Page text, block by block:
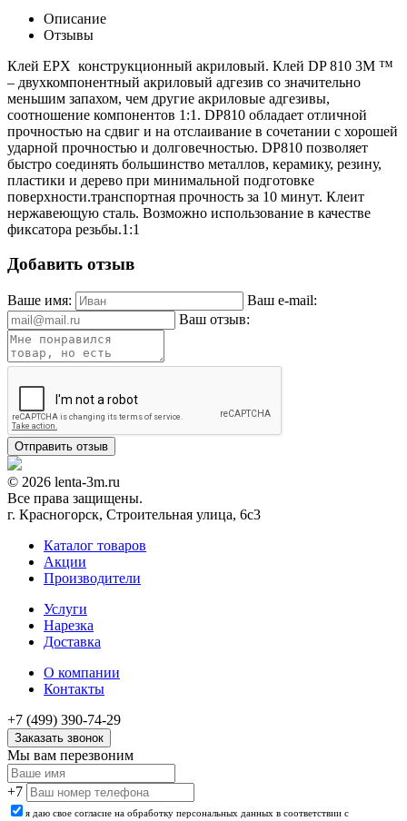
Описание
Отзывы
Клей EPX конструкционный акриловый. Клей DP 810 3M ™
– двухкомпонентный акриловый адгезив со значительно
меньшим запахом, чем другие акриловые адгезивы,
соотношение компонентов 1:1. DP810 обладает отличной
прочностью на сдвиг и на отслаивание в сочетании с хорошей
ударной прочностью и долговечностью. DP810 позволяет
быстро соединять большинство металлов, керамику, резину,
пластики и дерево при минимальной подготовке
поверхности.транспортная прочность за 10 минут. Клеит
нержавеющую сталь. Возможно использование в качестве
фиксатора резьбы.1:1
Добавить отзыв
Ваше имя:
Ваш e-mail:
Ваш отзыв:
© 2026 lenta-3m.ru
Все права защищены.
г. Красногорск, Строительная улица, 6с3
Каталог товаров
Акции
Производители
Услуги
Нарезка
Доставка
О компании
Контакты
+7 (499) 390-74-29
Заказать звонок
Мы вам перезвоним
+7
я даю свое согласие на обработку персональных данных в соответствии с